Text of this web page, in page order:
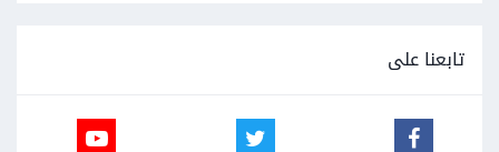
تابعنا على